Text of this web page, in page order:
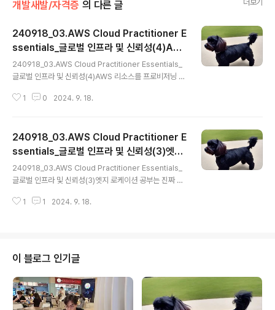
개발새발/자격증 의 다른 글 더보기
240918_03.AWS Cloud Practitioner E
ssentials_글로벌 인프라 및 신뢰성(4)AW
S 리소스를 프로비저닝 하는 방법
240918_03.AWS Cloud Practitioner Essentials_
글로벌 인프라 및 신뢰성(4)AWS 리소스를 프로비저닝 하
리하는 블로그 AWS 서비스와 상호 작용하는 방법 (1)AW
에 빠르게 액세스 및 이름, 키워드 또는 약어로 다른 서비스
검색 가능 - 콘솔에 작업 수행 프로세스를 단순화 할 수 있
모바일 애플리케이션을 사용해, 리소스 모니터링, 경보 보
기, 결제 정보 확인 등의 작업 수행 가능 - 여러 ID가 동시
에 AWS 콘솔 모바일 ..
1 0 2024. 9. 18.
240918_03.AWS Cloud Practitioner E
ssentials_글로벌 인프라 및 신뢰성(3)엣지
로케이션
240918_03.AWS Cloud Practitioner Essentials_
글로벌 인프라 및 신뢰성(3)엣지 로케이션 공부는 진짜 하
케이션 - Amazon CloudFront가 더 빠른 콘텐츠 전송
사의 데이터가 브라질에 저장되어 있고, 중국에 거주하는
고객들이 있을 경우, 고객에게 콘텐츠를 제공하기 위해, 모
든 콘텐츠를 중국 리전 중 하나로 이동할 필요가 없음 (2)
엣지 로케이션 - 고객이 브라질에서 데이터를 가져올 필요
가 없도록, 중국 내 고객과 가까운 엣..
1 1 2024. 9. 18.
이 블로그 인기글